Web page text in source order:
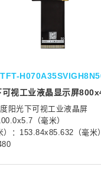
TFT-
阳光下可视工业液晶屏
（毫米）
：153.84x85.632（毫米）